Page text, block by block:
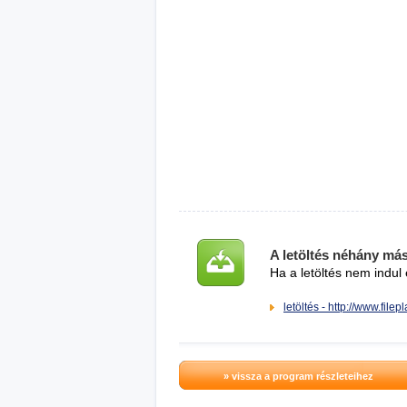
A letöltés néhány
Ha a letöltés nem
letöltés - http://
» vissza a program részleteihez